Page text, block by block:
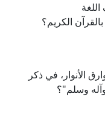
الكريم؟
الأنوار، في ذكر
وسلم"؟